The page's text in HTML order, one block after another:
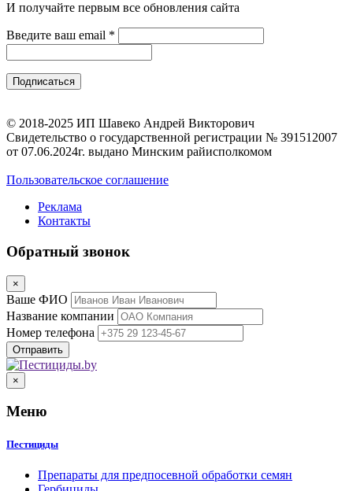
И получайте первым все обновления сайта
Введите ваш email *
© 2018-2025 ИП Шавеко Андрей Викторович
Свидетельство о государственной регистрации № 391512007
от 07.06.2024г. выдано Минским райисполкомом
Пользовательское соглашение
Реклама
Контакты
Обратный звонок
×
Ваше ФИО
Название компании
Номер телефона
×
Меню
Пестициды
Препараты для предпосевной обработки семян